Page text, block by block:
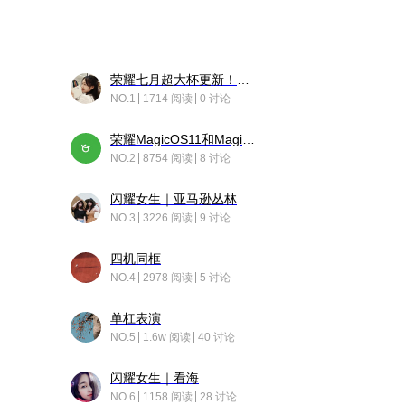
NO.1 1714 阅读 0 讨论
NO.2 8754 阅读 8 讨论
闪耀女生｜亚马逊丛林
NO.3 3226 阅读 9 讨论
四机同框
NO.4 2978 阅读 5 讨论
单杠表演
NO.5 1.6w 阅读 40 讨论
闪耀女生｜看海
NO.6 1158 阅读 28 讨论